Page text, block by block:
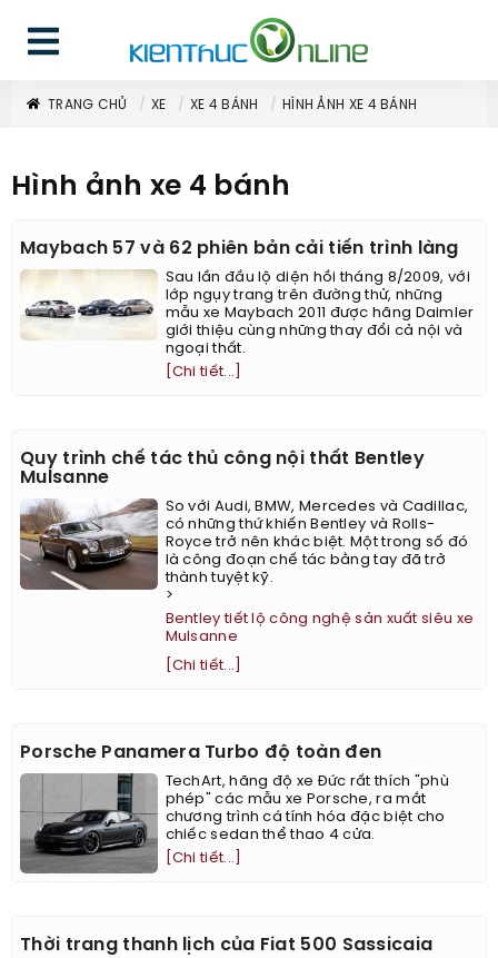
TRANG CHỦ XE XE 4 BÁNH HÌNH ẢNH XE 4 BÁNH
Hình ảnh xe 4 bánh
Maybach 57 và 62 phiên bản cải tiến trình làng
Sau lần đầu lộ diện hồi tháng 8/2009, với
lớp ngụy trang trên đường thử, những
mẫu xe Maybach 2011 được hãng Daimler
giới thiệu cùng những thay đổi cả nội và
ngoại thất.
[Chi tiết...]
Quy trình chế tác thủ công nội thất Bentley
Mulsanne
So với Audi, BMW, Mercedes và Cadillac,
có những thứ khiến Bentley và Rolls-
Royce trở nên khác biệt. Một trong số đó
là công đoạn chế tác bằng tay đã trở
thành tuyệt kỹ.
>
Bentley tiết lộ công nghệ sản xuất siêu xe
Mulsanne
[Chi tiết...]
Porsche Panamera Turbo độ toàn đen
TechArt, hãng độ xe Đức rất thích "phù
phép" các mẫu xe Porsche, ra mắt
chương trình cá tính hóa đặc biệt cho
chiếc sedan thể thao 4 cửa.
[Chi tiết...]
Thời trang thanh lịch của Fiat 500 Sassicaia